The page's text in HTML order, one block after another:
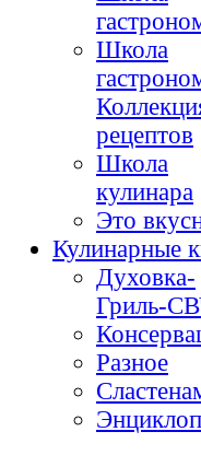
Школа
рецептов
Школа
кулинара
Это
Кулинарные
Духовка-
Гриль-
Разное